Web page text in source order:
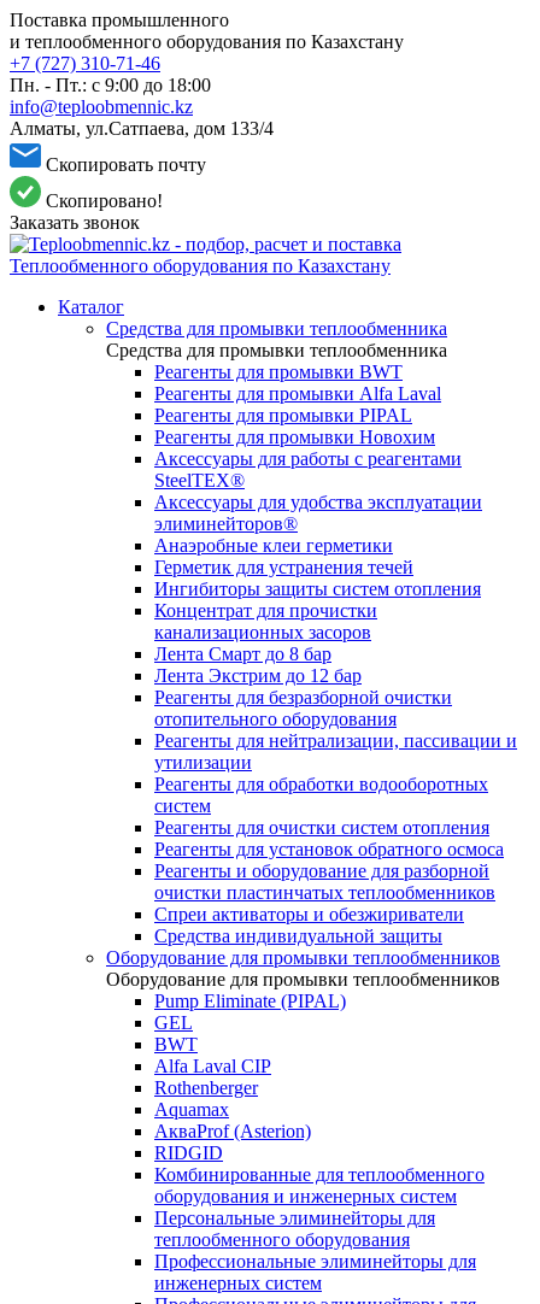
Поставка промышленного
и теплообменного оборудования по Казахстану
+7 (727) 310-71-46
Пн. - Пт.: с 9:00 до 18:00
info@teploobmennic.kz
Алматы, ул.Сатпаева, дом 133/4
Скопировать почту
Скопировано!
Заказать звонок
Каталог
Средства для промывки теплообменника
Средства для промывки теплообменника
Реагенты для промывки BWT
Реагенты для промывки Alfa Laval
Реагенты для промывки PIPAL
Реагенты для промывки Новохим
Аксессуары для работы с реагентами
SteelTEX®
Аксессуары для удобства эксплуатации
элиминейторов®
Анаэробные клеи герметики
Герметик для устранения течей
Ингибиторы защиты систем отопления
Концентрат для прочистки
канализационных засоров
Лента Смарт до 8 бар
Лента Экстрим до 12 бар
Реагенты для безразборной очистки
отопительного оборудования
Реагенты для нейтрализации, пассивации и
утилизации
Реагенты для обработки водооборотных
систем
Реагенты для очистки систем отопления
Реагенты для установок обратного осмоса
Реагенты и оборудование для разборной
очистки пластинчатых теплообменников
Спреи активаторы и обезжириватели
Средства индивидуальной защиты
Оборудование для промывки теплообменников
Оборудование для промывки теплообменников
Pump Eliminate (PIPAL)
GEL
BWT
Alfa Laval CIP
Rothenberger
Aquamax
АкваProf (Asterion)
RIDGID
Комбинированные для теплообменного
оборудования и инженерных систем
Персональные элиминейторы для
теплообменного оборудования
Профессиональные элиминейторы для
инженерных систем